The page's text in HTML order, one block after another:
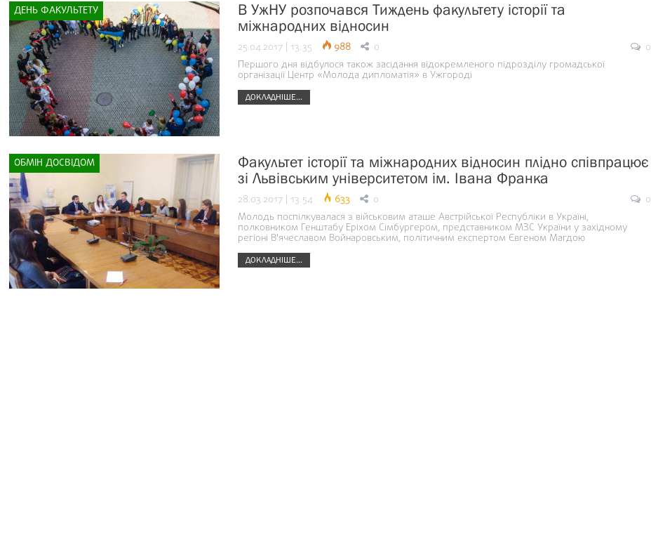
ДЕНЬ ФАКУЛЬТЕТУ
В УжНУ розпочався Тиждень факультету історії та
міжнародних відносин
25.04.2017 | 13:35 988 0
0
Першого дня відбулося також засідання відокремленого підрозділу громадської
організації Центр «Молода дипломатія» в Ужгороді
ДОКЛАДНІШЕ...
ОБМІН ДОСВІДОМ
Факультет історії та міжнародних відносин плідно співпрацює
зі Львівським університетом ім. Івана Франка
28.03.2017 | 13:54 633 0
0
Молодь поспілкувалася з військовим аташе Австрійської Республіки в Україні,
полковником Генштабу Еріхом Сімбургером, представником МЗС України у західному
регіоні В'ячеславом Войнаровським, політичним експертом Євгеном Магдою
ДОКЛАДНІШЕ...